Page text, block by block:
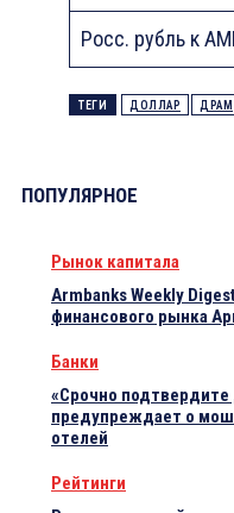
Росс. рубль к
ТЕГИ ДОЛЛАР ДРАМ
ПОПУЛЯРНОЕ
Рынок капитала
Armbanks Weekly
финансового рынка
Банки
«Срочно
предупреждает о
отелей
Рейтинги